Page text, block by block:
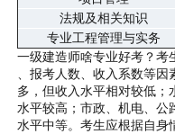
法规及相关知识
专业工程管理与实务
一级建造师啥专业好考？考
、报考人数、收入系数等因
多，但收入水平相对较低；
水平较高；市政、机电、公
水平中等。考生应根据自身